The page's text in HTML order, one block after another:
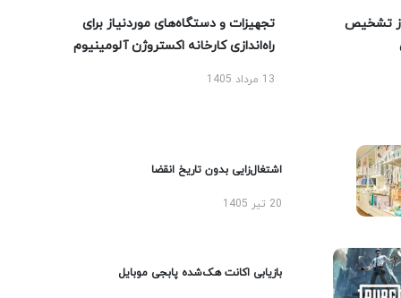
تشخیص
تجهیزات و دستگاه‌های موردنیاز برای
راه‌اندازی کارخانه اکستروژن آلومینیوم
13 مرداد 1405
اشتغال‌زایی بدون تاریخ انقضا
20 تیر 1405
بازیابی اکانت هک‌شده پابجی موبایل